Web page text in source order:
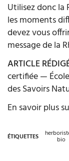
Utilisez donc la
les moments
devez vous
message de la
ARTICLE
certifiée —
des Savoirs
En savoir plus
ÉTIQUETTES bio